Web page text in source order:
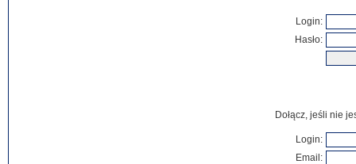
Login:
Hasło:
Dołącz, jeśli nie
Login:
Email: